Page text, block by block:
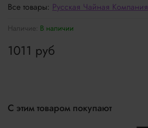
Наличие: В наличии
1011 руб
Все товары: Русская Чайная Компания
С этим товаром покупают